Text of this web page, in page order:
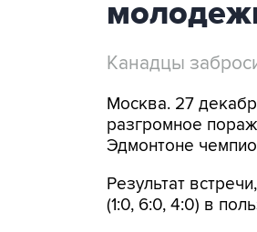
Канадцы
Москва. 27
разгромное
Эдмонтоне
Результат
(1:0, 6:0, 4:0) в